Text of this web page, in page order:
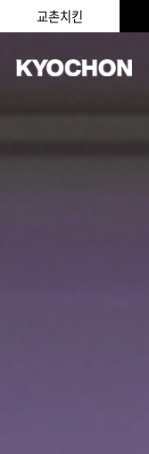
교촌치킨